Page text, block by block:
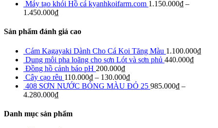
Máy tạo khói Hồ cá kyanhkoifarm.com 1.150.000₫ –
1.450.000₫
Sản phẩm đánh giá cao
Cám Kagayaki Dành Cho Cá Koi Tăng Màu 1.100.000₫
Dung môi pha loãng cho sơn Lót và sơn phủ 440.000₫
Đồng hồ cảnh báo pH 200.000₫
Cây cạo rêu 110.000₫ – 130.000₫
408 SƠN NƯỚC BÓNG MÀU ĐỎ 25 985.000₫ –
4.280.000₫
Danh mục sản phẩm